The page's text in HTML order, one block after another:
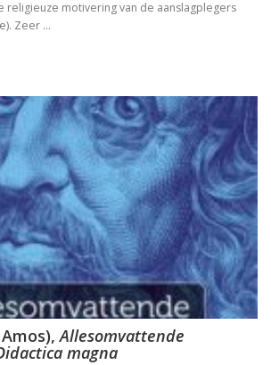
religieuze motivering van de aanslagplegers
Zeer …
Amos),Allesomvattende
magna